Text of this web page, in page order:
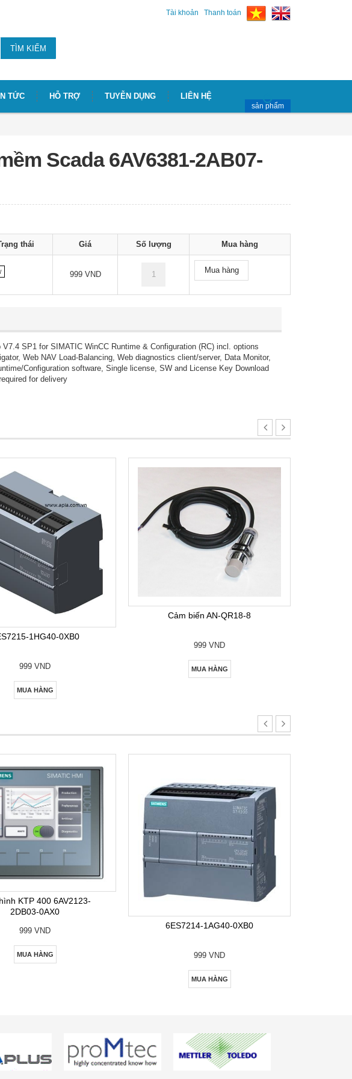
Tài khoản Thanh toán
TÌM KIẾM
TỨC HỖ TRỢ TUYỄN DỤNG LIÊN HỆ
sản phẩm
Scada 6AV6381-2AB07-
thái Giá Số lượng Mua hàng
999 VND Mua hàng
SP1 for SIMATIC WinCC Runtime & Configuration (RC) incl. options
Web NAV Load-Balancing, Web diagnostics client/server, Data Monitor,
Configuration software, Single license, SW and License Key Download
for delivery
1HG40-0XB0
999 VND
MUA HÀNG
Cảm biến AN-QR18-8
999 VND
MUA HÀNG
KTP 400 6AV2123-
2DB03-0AX0
999 VND
MUA HÀNG
6ES7214-1AG40-0XB0
999 VND
MUA HÀNG